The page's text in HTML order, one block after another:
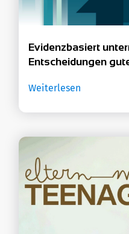
Evidenzbasiert
Entscheidungen
Weiterlesen